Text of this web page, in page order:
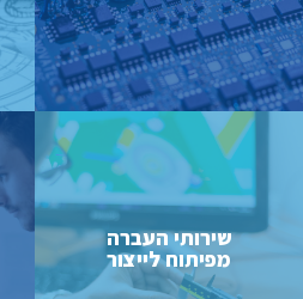
שירותי העברה
מפיתוח לייצור
קרא עוד